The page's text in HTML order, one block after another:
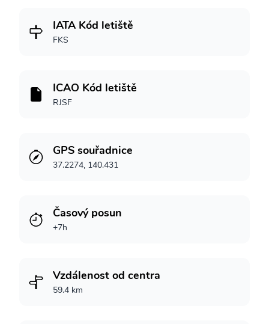
IATA Kód letiště
FKS
ICAO Kód letiště
RJSF
GPS souřadnice
37.2274, 140.431
Časový posun
+7h
Vzdálenost od centra
59.4 km